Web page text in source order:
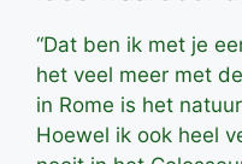
“Dat ben ik met je
het veel meer met
in Rome is het
Hoewel ik ook heel